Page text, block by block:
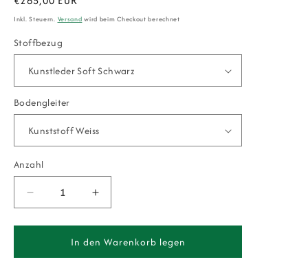
Preis
Inkl. Steuern. Versand wird beim Checkout berechnet
Stoffbezug
Bodengleiter
Anzahl
Verringere
die
Menge
Armlehnenstuhl
Erhöhe
die
Menge
für
Armlehnenstuhl
In den Warenkorb legen